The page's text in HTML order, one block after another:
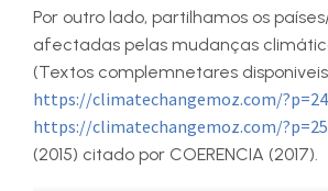
Por outro lado, partilhamos os
afectadas pelas mudanças
(Textos complemnetares
https://climatechangemoz.com/
https://climatechangemoz.com/
(2015) citado por COERENCIA (2017).